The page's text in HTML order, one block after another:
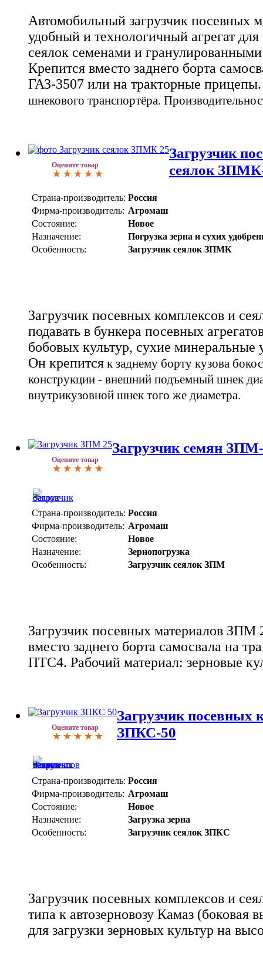
Автомобильный загрузчик
удобный и технологичный агрегат
сеялок семенами и
Крепится вместо заднего борта
ГАЗ-3507 или на тракторные
шнекового транспортёра.
Оцените товар
Загрузчик
сеялок
Страна-производитель: Россия
Фирма-производитель: Агромаш
Состояние:
Новое
Назначение:
Погрузка зерна и сухих
Особенность:
Загрузчик сеялок ЗПМК
Загрузчик посевных комплексов и
подавать в бункера посевных
бобовых культур, сухие минеральные
Он крепится к заднему борту кузова
конструкции - внешний подъемный шнек
внутрикузовной шнек того же диаметра.
Оцените товар
Загрузчик семян
Страна-производитель: Россия
Фирма-производитель: Агромаш
Состояние:
Новое
Назначение:
Зернопогрузка
Особенность:
Загрузчик сеялок ЗПМ
Загрузчик посевных материалов ЗПМ
вместо заднего борта самосвала на
ПТС4. Рабочий материал: зерновые
Оцените товар
Загрузчик посевных
ЗПКС-50
Страна-производитель: Россия
Фирма-производитель: Агромаш
Состояние:
Новое
Назначение:
Загрузка зерна
Особенность:
Загрузчик сеялок ЗПКС
Загрузчик посевных комплексов и
типа к автозерновозу Камаз (боковая
для загрузки зерновых культур на